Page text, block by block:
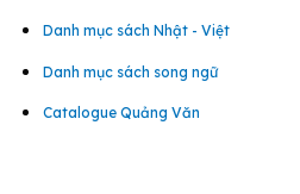
Danh mục sách Nhật - Việt
Danh mục sách song ngữ
Catalogue Quảng Văn